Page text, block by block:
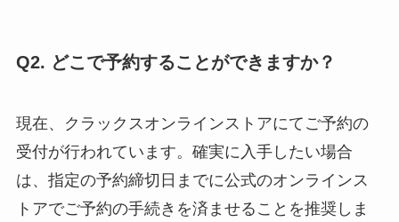
Q2. どこで予約することができますか？
現在、クラックスオンラインストアにてご予約の
受付が行われています。確実に入手したい場合
は、指定の予約締切日までに公式のオンラインス
トアでご予約の手続きを済ませることを推奨しま